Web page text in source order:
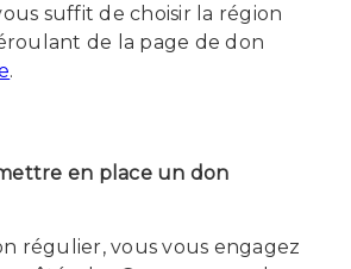
suffit de choisir la région
de la page de don
.
en place un don
régulier, vous vous engagez